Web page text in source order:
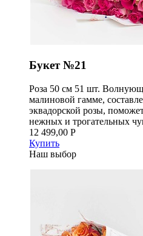
Букет №21
Роза 50 см 51 шт.
малиновой гамме,
эквадорской розы,
нежных и трогательных
12 499,00 Р
Купить
Наш выбор